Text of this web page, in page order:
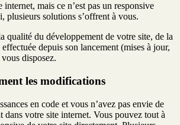
internet, mais ce n’est pas un responsive
plusieurs solutions s’offrent à vous.
qualité du développement de votre site, de la
depuis son lancement (mises à jour,
disposez.
les modifications
en code et vous n’avez pas envie de
dans votre site internet. Vous pouvez tout à